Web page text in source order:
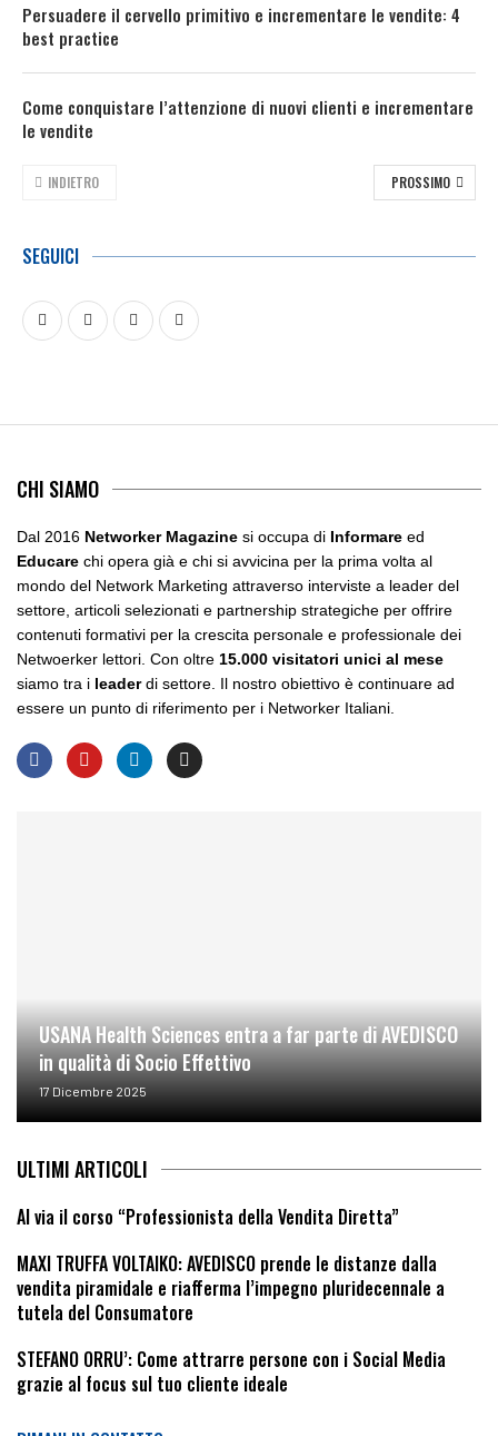
Persuadere il cervello primitivo e incrementare le vendite: 4
best practice
Come conquistare l’attenzione di nuovi clienti e incrementare
le vendite
INDIETRO PROSSIMO
SEGUICI
CHI SIAMO
Dal 2016 Networker Magazine si occupa di Informare ed
Educare chi opera già e chi si avvicina per la prima volta al
mondo del Network Marketing attraverso interviste a leader del
settore, articoli selezionati e partnership strategiche per offrire
contenuti formativi per la crescita personale e professionale dei
Netwoerker lettori. Con oltre 15.000 visitatori unici al mese
siamo tra i leaderdi settore. Il nostro obiettivo è continuare ad
essere un punto di riferimento per i Networker Italiani.
USANA Health Sciences entra a far parte di AVEDISCO
in qualità di Socio Effettivo
17 Dicembre 2025
ULTIMI ARTICOLI
Al via il corso “Professionista della Vendita Diretta”
MAXI TRUFFA VOLTAIKO: AVEDISCO prende le distanze dalla
vendita piramidale e riafferma l’impegno pluridecennale a
tutela del Consumatore
STEFANO ORRU’: Come attrarre persone con i Social Media
grazie al focus sul tuo cliente ideale